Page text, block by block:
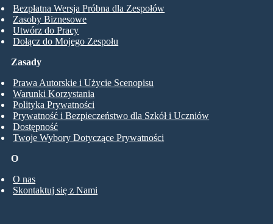
Bezpłatna Wersja Próbna dla Zespołów
Zasoby Biznesowe
Utwórz do Pracy
Dołącz do Mojego Zespołu
O
O nas
Skontaktuj się z Nami
Zasady
Prawa Autorskie i Użycie Scenopisu
Warunki Korzystania
Polityka Prywatności
Prywatność i Bezpieczeństwo dla Szkół i Uczniów
Dostępność
Twoje Wybory Dotyczące Prywatności